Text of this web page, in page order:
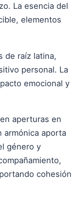
La esencia del
elementos
de raíz latina,
personal. La
emocional y
aperturas en
armónica aporta
género y
cohesión